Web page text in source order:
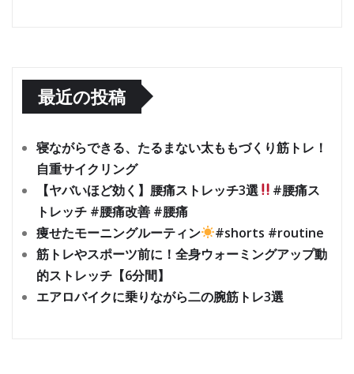
最近の投稿
寝ながらできる、たるまない太ももづくり筋トレ！
自重サイクリング
【ヤバいほど効く】腰痛ストレッチ3選
#腰痛ス
トレッチ #腰痛改善 #腰痛
痩せたモーニングルーティン
#shorts #routine
筋トレやスポーツ前に！全身ウォーミングアップ動
的ストレッチ【6分間】
エアロバイクに乗りながら二の腕筋トレ3選